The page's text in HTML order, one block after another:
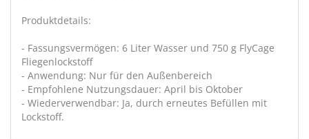
Produktdetails:
- Fassungsvermögen: 6 Liter Wasser und 750 g FlyCage
Fliegenlockstoff
- Anwendung: Nur für den Außenbereich
- Empfohlene Nutzungsdauer: April bis Oktober
- Wiederverwendbar: Ja, durch erneutes Befüllen mit
Lockstoff.